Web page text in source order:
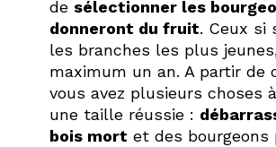
de sélectionner les
donneront du fruit. Ceux si
les branches les plus
maximum un an. A partir de
vous avez plusieurs choses
une taille réussie :
bois mort et des